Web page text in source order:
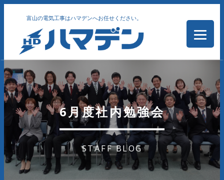
富山の電気工事はハマデンへお任せください。
6月度社内勉強会
STAFF BLOG